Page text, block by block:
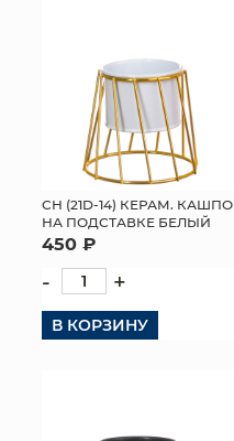
СН (21D-14) КЕРАМ. КАШПО
НА ПОДСТАВКЕ БЕЛЫЙ
450 ₽
- +
В КОРЗИНУ